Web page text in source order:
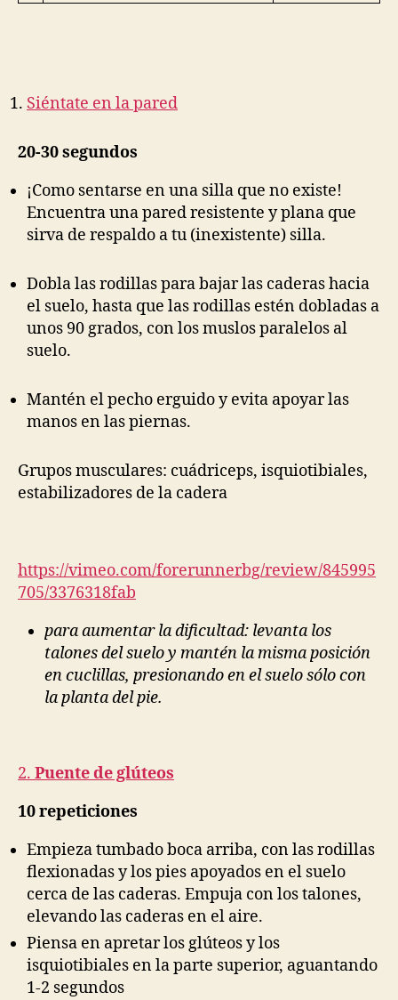
Siéntate en la pared
20-30 segundos
¡Como sentarse en una silla que no existe!
Encuentra una pared resistente y plana que
sirva de respaldo a tu (inexistente) silla.
Dobla las rodillas para bajar las caderas hacia
el suelo, hasta que las rodillas estén dobladas a
unos 90 grados, con los muslos paralelos al
suelo.
Mantén el pecho erguido y evita apoyar las
manos en las piernas.
Grupos musculares: cuádriceps, isquiotibiales,
estabilizadores de la cadera
https://vimeo.com/forerunnerbg/review/845995
705/3376318fab
para aumentar la dificultad: levanta los
talones del suelo y mantén la misma posición
en cuclillas, presionando en el suelo sólo con
la planta del pie.
2. Puente de glúteos
10 repeticiones
Empieza tumbado boca arriba, con las rodillas
flexionadas y los pies apoyados en el suelo
cerca de las caderas. Empuja con los talones,
elevando las caderas en el aire.
Piensa en apretar los glúteos y los
isquiotibiales en la parte superior, aguantando
1-2 segundos